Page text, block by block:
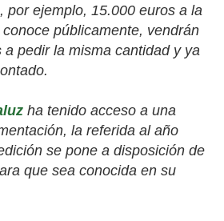
por ejemplo, 15.000 euros a la
públicamente, vendrán
a pedir la misma cantidad y ya
ha tenido acceso a una
la referida al año
se pone a disposición de
que sea conocida en su